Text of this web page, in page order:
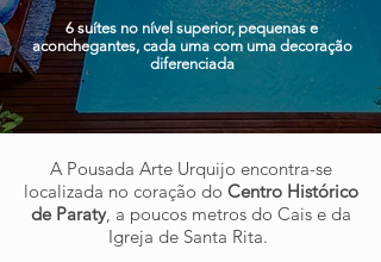
6 suítes no nível superior, pequenas e
aconchegantes, cada uma com uma decoração
diferenciada
A Pousada Arte Urquijo encontra-se
localizada no coração do Centro Histórico
de Paraty, a poucos metros do Cais e da
Igreja de Santa Rita.